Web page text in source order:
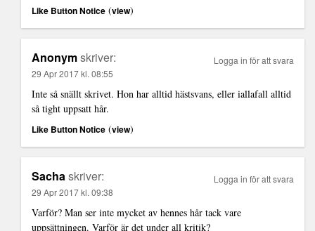
Like Button Notice (view)
Anonymskriver:
29 Apr 2017 kl. 08:55
Inte så snällt skrivet. Hon har alltid hästsvans, eller iallafall alltid
så tight uppsatt hår.
Like Button Notice (view)
Logga in för att svara
Sachaskriver:
29 Apr 2017 kl. 09:38
Varför? Man ser inte mycket av hennes hår tack vare
uppsättningen. Varför är det under all kritik?
Logga in för att svara